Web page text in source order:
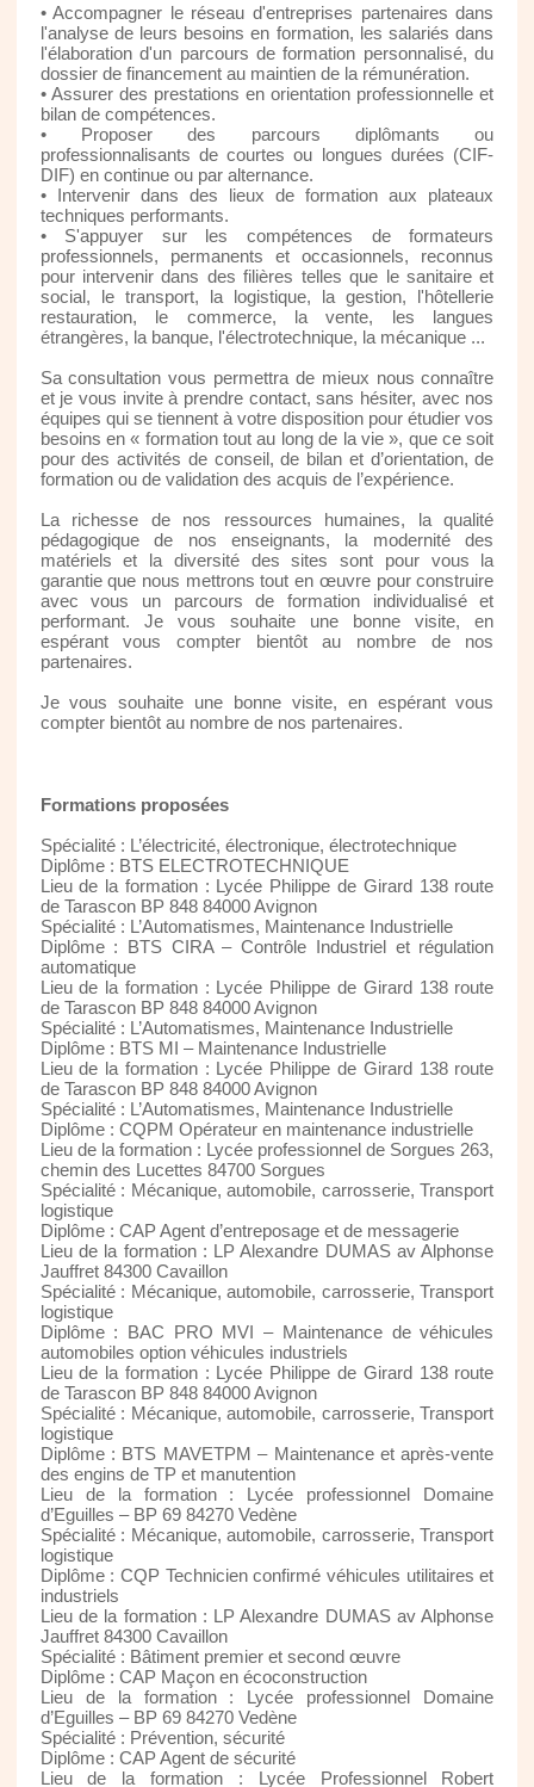
• Accompagner le réseau d'entreprises partenaires dans
l'analyse de leurs besoins en formation, les salariés dans
l'élaboration d'un parcours de formation personnalisé, du
dossier de financement au maintien de la rémunération.
• Assurer des prestations en orientation professionnelle et
bilan de compétences.
• Proposer des parcours diplômants ou
professionnalisants de courtes ou longues durées (CIF-
DIF) en continue ou par alternance.
• Intervenir dans des lieux de formation aux plateaux
techniques performants.
• S'appuyer sur les compétences de formateurs
professionnels, permanents et occasionnels, reconnus
pour intervenir dans des filières telles que le sanitaire et
social, le transport, la logistique, la gestion, l'hôtellerie
restauration, le commerce, la vente, les langues
étrangères, la banque, l'électrotechnique, la mécanique ...
Sa consultation vous permettra de mieux nous connaître
et je vous invite à prendre contact, sans hésiter, avec nos
équipes qui se tiennent à votre disposition pour étudier vos
besoins en « formation tout au long de la vie », que ce soit
pour des activités de conseil, de bilan et d’orientation, de
formation ou de validation des acquis de l’expérience.
La richesse de nos ressources humaines, la qualité
pédagogique de nos enseignants, la modernité des
matériels et la diversité des sites sont pour vous la
garantie que nous mettrons tout en œuvre pour construire
avec vous un parcours de formation individualisé et
performant. Je vous souhaite une bonne visite, en
espérant vous compter bientôt au nombre de nos
partenaires.
Je vous souhaite une bonne visite, en espérant vous
compter bientôt au nombre de nos partenaires.
Formations proposées
Spécialité : L’électricité, électronique, électrotechnique
Diplôme : BTS ELECTROTECHNIQUE
Lieu de la formation : Lycée Philippe de Girard 138 route
de Tarascon BP 848 84000 Avignon
Spécialité : L’Automatismes, Maintenance Industrielle
Diplôme : BTS CIRA – Contrôle Industriel et régulation
automatique
Lieu de la formation : Lycée Philippe de Girard 138 route
de Tarascon BP 848 84000 Avignon
Spécialité : L’Automatismes, Maintenance Industrielle
Diplôme : BTS MI – Maintenance Industrielle
Lieu de la formation : Lycée Philippe de Girard 138 route
de Tarascon BP 848 84000 Avignon
Spécialité : L’Automatismes, Maintenance Industrielle
Diplôme : CQPM Opérateur en maintenance industrielle
Lieu de la formation : Lycée professionnel de Sorgues 263,
chemin des Lucettes 84700 Sorgues
Spécialité : Mécanique, automobile, carrosserie, Transport
logistique
Diplôme : CAP Agent d’entreposage et de messagerie
Lieu de la formation : LP Alexandre DUMAS av Alphonse
Jauffret 84300 Cavaillon
Spécialité : Mécanique, automobile, carrosserie, Transport
logistique
Diplôme : BAC PRO MVI – Maintenance de véhicules
automobiles option véhicules industriels
Lieu de la formation : Lycée Philippe de Girard 138 route
de Tarascon BP 848 84000 Avignon
Spécialité : Mécanique, automobile, carrosserie, Transport
logistique
Diplôme : BTS MAVETPM – Maintenance et après-vente
des engins de TP et manutention
Lieu de la formation : Lycée professionnel Domaine
d’Eguilles – BP 69 84270 Vedène
Spécialité : Mécanique, automobile, carrosserie, Transport
logistique
Diplôme : CQP Technicien confirmé véhicules utilitaires et
industriels
Lieu de la formation : LP Alexandre DUMAS av Alphonse
Jauffret 84300 Cavaillon
Spécialité : Bâtiment premier et second œuvre
Diplôme : CAP Maçon en écoconstruction
Lieu de la formation : Lycée professionnel Domaine
d’Eguilles – BP 69 84270 Vedène
Spécialité : Prévention, sécurité
Diplôme : CAP Agent de sécurité
Lieu de la formation : Lycée Professionnel Robert